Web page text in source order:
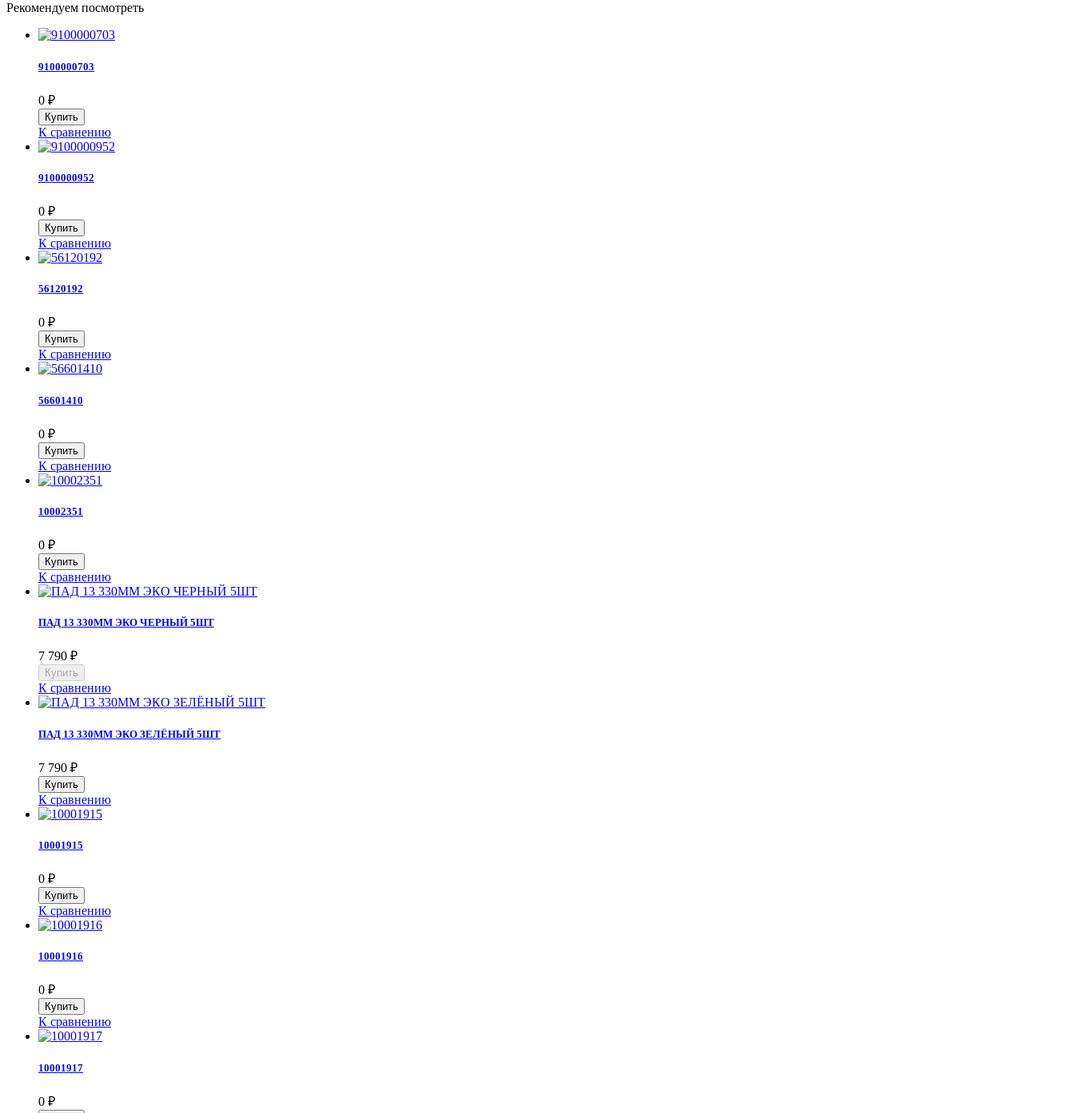
Рекомендуем посмотреть
9100000703
0 ₽
К сравнению
9100000952
0 ₽
К сравнению
56120192
0 ₽
К сравнению
56601410
0 ₽
К сравнению
10002351
0 ₽
К сравнению
ПАД 13 330ММ ЭКО ЧЕРНЫЙ 5ШТ
7 790 ₽
К сравнению
ПАД 13 330ММ ЭКО ЗЕЛЁНЫЙ 5ШТ
7 790 ₽
К сравнению
10001915
0 ₽
К сравнению
10001916
0 ₽
К сравнению
10001917
0 ₽